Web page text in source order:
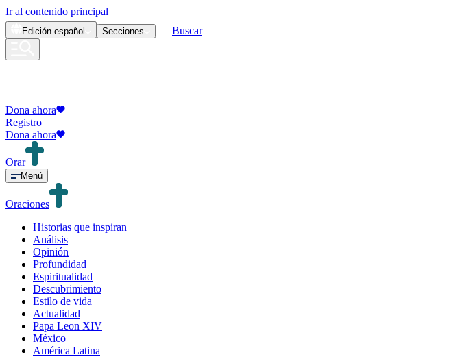
Ir al contenido principal
Edición español Secciones Buscar
Dona ahora
Registro
Dona ahora
Orar
Menú
Oraciones
Historias que inspiran
Análisis
Opinión
Profundidad
Espiritualidad
Descubrimiento
Estilo de vida
Actualidad
Papa Leon XIV
México
América Latina